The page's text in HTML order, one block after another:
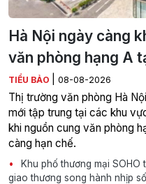
Hà Nội ngày càng
văn phòng hạng A
TIỂU BẢO 08-08-2026
Thị trường văn phòng Hà
mới tập trung tại các khu
khi nguồn cung văn phòng
càng hạn chế.
Khu phố thương mại
giao thương song hành nhịp